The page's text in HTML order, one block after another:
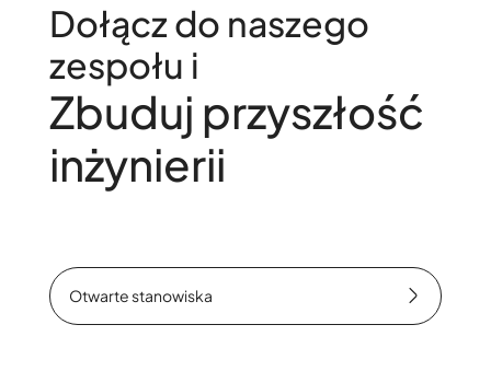
Dołącz do naszego
zespołu i
Zbuduj przyszłość
inżynierii
Otwarte stanowiska
Otwarte stanowiska